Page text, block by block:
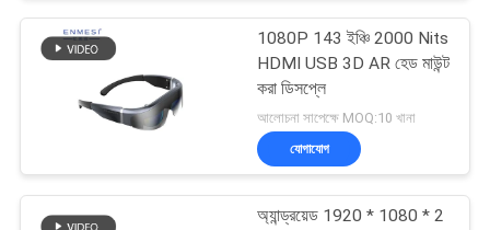
উদ্ধৃতির
জন্য
আবেদন
SHOPPING
ONLINEভিআর স্মার্ট চশমা
1080P 143 ইঞ্চি 2000 Nits
HDMI USB 3D AR হেড মাউন্ট
করা ডিসপ্লে
আলোচনা সাপেক্ষে MOQ:10 খানা
যোগাযোগ
অ্যান্ড্রয়েড 1920 * 1080 * 2